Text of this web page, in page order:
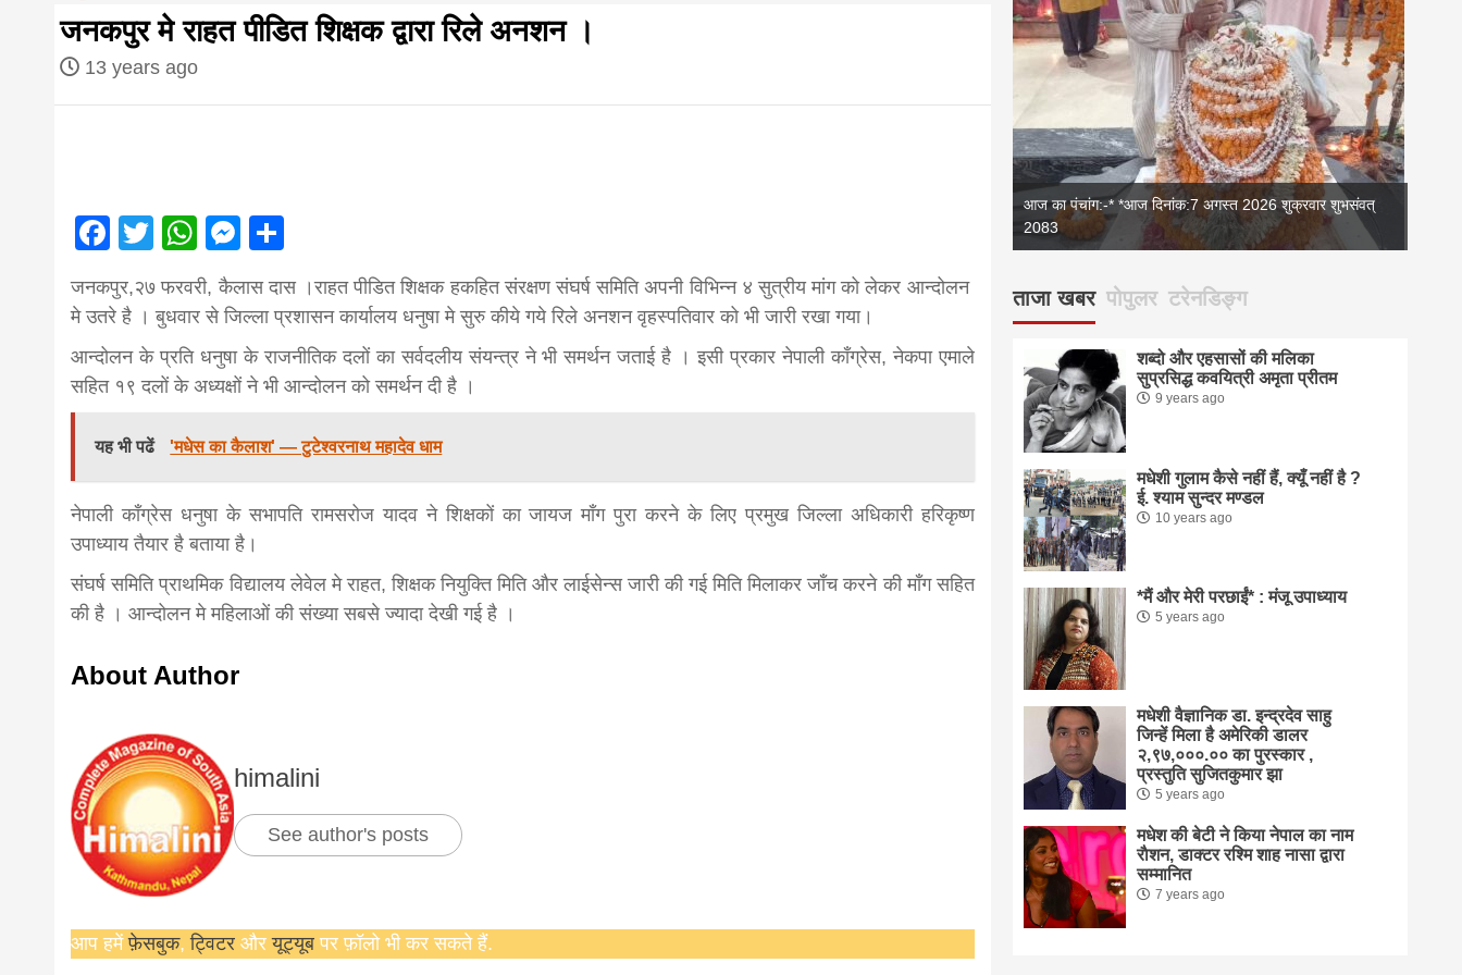
first hindi
magazine of
news in hindi
from
Nepal,madhesh
news,financial
news,loan,bank
news, madhesh
khabar
जनकपुर मे राहत पीडित शिक्षक द्वारा रिले अनशन ।
13 years ago
Facebook
TwitterWhatsApp
Messenger
जनकपुर,२७ फरवरी, कैलास दास ।राहत पीडित शिक्षक हकहित संरक्षण संघर्ष समिति अपनी विभिन्न ४ सुत्रीय मांग को लेकर आन्दोलन
मे उतरे है । बुधवार से जिल्ला प्रशासन कार्यालय धनुषा मे सुरु कीये गये रिले अनशन वृहस्पतिवार को भी जारी रखा गया।
आन्दोलन के प्रति धनुषा के राजनीतिक दलों का सर्वदलीय संयन्त्र ने भी समर्थन जताई है । इसी प्रकार नेपाली काँग्रेस, नेकपा एमाले
सहित १९ दलों के अध्यक्षों ने भी आन्दोलन को समर्थन दी है ।
यह भी पढें 'मधेस का कैलाश' — टुटेश्वरनाथ महादेव धाम
नेपाली काँग्रेस धनुषा के सभापति रामसरोज यादव ने शिक्षकों का जायज माँग पुरा करने के लिए प्रमुख जिल्ला अधिकारी हरिकृष्ण
उपाध्याय तैयार है बताया है।
संघर्ष समिति प्राथमिक विद्यालय लेवेल मे राहत, शिक्षक नियुक्ति मिति और लाईसेन्स जारी की गई मिति मिलाकर जाँच करने की माँग सहित
की है । आन्दोलन मे महिलाओं की संख्या सबसे ज्यादा देखी गई है ।
About Author
himalini
See author's posts
आप हमेंफ़ेसबुक,ट्विटरऔरयूट्यूब पर फ़ॉलो भी कर सकते हैं.
आज का पंचांग: आज दिनांक 4 अगस्त 2026 मंगलवार शुभसंवत् 2083
आज का पंचांग:-* *आज दिनांक:7 अगस्त 2026 शुक्रवार शुभसंवत्
2083
ताजा खबर पोपुलर टरेनडिङ्ग
शब्दो और एहसासों की मलिका
सुप्रसिद्ध कवयित्री अमृता प्रीतम
9 years ago
मधेशी गुलाम कैसे नहीं हैं, क्यूँ नहीं है ?
ई. श्याम सुन्दर मण्डल
10 years ago
*मैं और मेरी परछाईं* : मंजू उपाध्याय
5 years ago
मधेशी वैज्ञानिक डा. इन्द्रदेव साहु
जिन्हें मिला है अमेरिकी डालर
२,९७,०००.०० का पुरस्कार ,
प्रस्तुति सुजितकुमार झा
5 years ago
मधेश की बेटी ने किया नेपाल का नाम
राैशन, डाक्टर रश्मि शाह नासा द्वारा
सम्मानित
7 years ago